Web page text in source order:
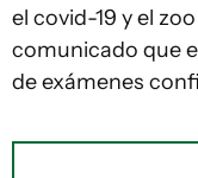
el covid-19 y el
comunicado que
de exámenes